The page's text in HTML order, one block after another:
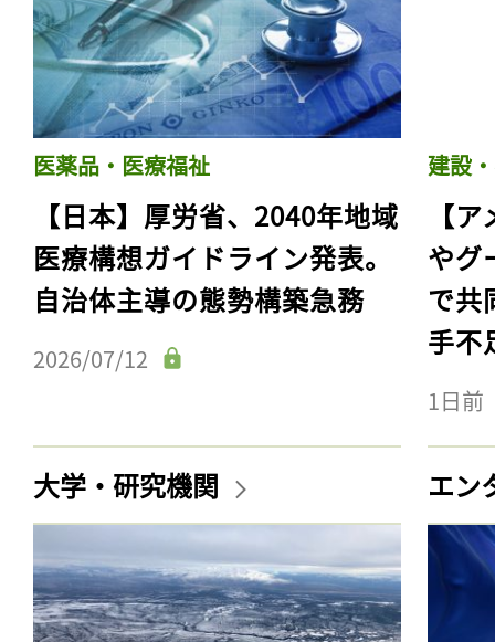
医薬品・医療福祉
【日本】厚労省、2040年地域
医療構想ガイドライン発表。
自治体主導の態勢構築急務
2026/07/12
建設
【
やグ
で共
手不
1日前
大学・研究機関 エン